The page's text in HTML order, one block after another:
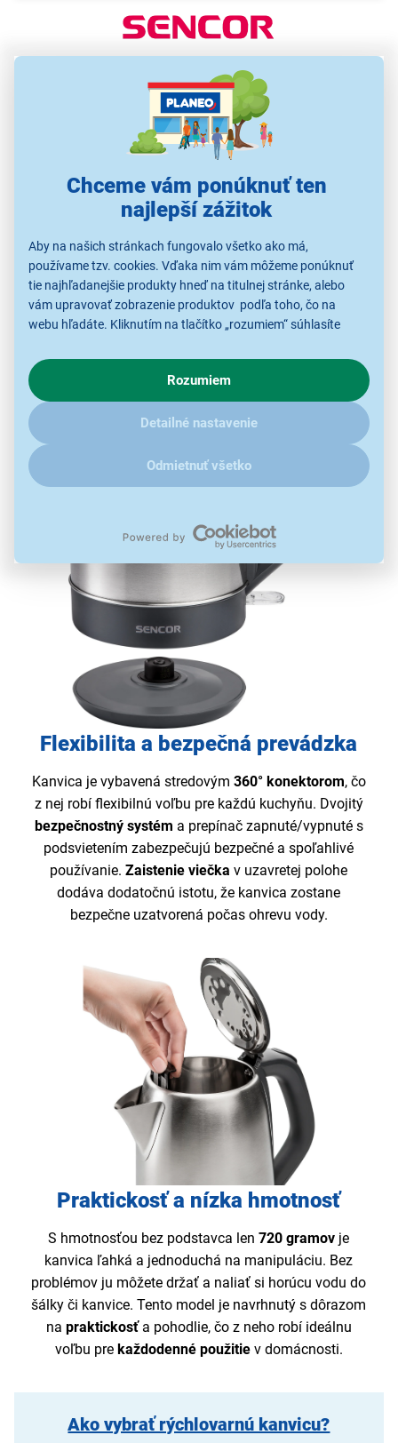
Chceme vám ponúknuť ten
najlepší zážitok
Aby na našich stránkach fungovalo všetko ako má,
používame tzv. cookies. Vďaka nim vám môžeme ponúknuť
tie najhľadanejšie produkty hneď na titulnej stránke, alebo
vám upravovať zobrazenie produktov podľa toho, čo na
webu hľadáte. Kliknutím na tlačítko „rozumiem“ súhlasíte
o chovaní na webe pre zobrazovaní cielených reklám.
V prípade že vás zaujímajú detaily, ako u nás s cookies a
ďalšími údaji pracujeme, kliknitesem.
Rozumiem
Detailné nastavenie
Odmietnuť všetko
Vysoký výkon a praktický dizajn
dostatok kapacity na ohriatie vody pre celú rodinu. S
príkonom 2150Wsa voda rýchlo ohreje, čo znamená,
že si môžete vychutnať svoj obľúbený čaj alebo kávu
v priebehu niekoľkých minút.
Flexibilita a bezpečná prevádzka
Kanvica je vybavená stredovým 360° konektorom, čo
z nej robí flexibilnú voľbu pre každú kuchyňu. Dvojitý
bezpečnostný systém a prepínač zapnuté/vypnuté s
podsvietením zabezpečujú bezpečné a spoľahlivé
používanie.Zaistenie viečka v uzavretej polohe
dodáva dodatočnú istotu, že kanvica zostane
bezpečne uzatvorená počas ohrevu vody.
Praktickosť a nízka hmotnosť
S hmotnosťou bez podstavca len 720 gramov je
kanvica ľahká a jednoduchá na manipuláciu. Bez
problémov ju môžete držať a naliať si horúcu vodu do
šálky či kanvice. Tento model je navrhnutý s dôrazom
na praktickosťa pohodlie, čo z neho robí ideálnu
voľbu pre každodenné použitiev domácnosti.
Ako vybrať rýchlovarnú kanvicu?